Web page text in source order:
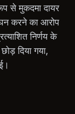
से मुकदमा दायर
करने का आरोप
निर्णय के
दिया गया,